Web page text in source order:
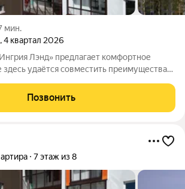
мин.
, 4 квартал 2026
Лэнд» предлагает комфортное
уединённости, а продуманные
дают
Позвонить
7 этаж из 8